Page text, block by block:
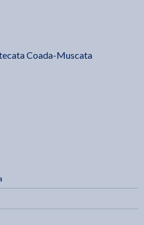
Coada-Muscata